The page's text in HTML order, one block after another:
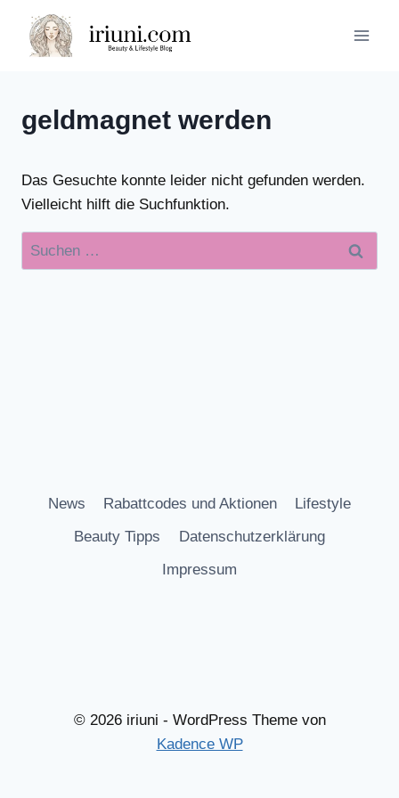
Inhalt
springen
geldmagnet werden
Das Gesuchte konnte leider nicht gefunden werden.
Vielleicht hilft die Suchfunktion.
Suchen
nach:
News Rabattcodes und Aktionen
Lifestyle
Beauty Tipps
Datenschutzerklärung
Impressum
© 2026 iriuni - WordPress Theme von
Kadence WP